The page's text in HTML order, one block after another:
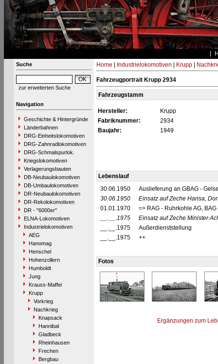
Suche
zur erweiterten Suche
Navigation
Geschichte & Hintergründe
Länderbahnen
DRG-Einheitslokomotiven
DRG-Zahnradlokomotiven
DRG-Schmalspurlok.
Kriegslokomotiven
Verlagerungsbauten
DB-Neubaulokomotiven
DB-Umbaulokomotiven
DR-Neubaulokomotiven
DR-Rekolokomotiven
DR - "6000er"
ELNA-Lokomotiven
Industrielokomotiven
AEG
Hanomag
Henschel
Hohenzollern
Humboldt
Jung
Krauss-Maffei
Krupp
Vorkrieg
Nachkrieg
Knapsack
Hannibal
Gladbeck
Rheinhausen
Frechen
Bergbau
Home Industrielokomotiven Krupp|
Fahrzeugportrait Krupp 2934
Fahrzeugstamm
Hersteller:
Krupp
Fabriknummer:
2934
Baujahr:
1949
Lebenslauf
30.06.1950
Auslieferung an GBAG -
30.06.1950
Einsatz auf Zeche Hansa,
01.01.1970
=> RAG - Ruhrkohle AG,
__.__.1975
Einsatz auf Zeche Minister
__.__.1975
Außerdienststellung
__.__.1975
++
Fotos
Ergänzungen zum